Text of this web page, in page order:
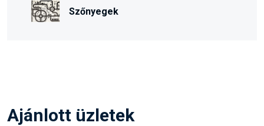
Szőnyegek
Ajánlott üzletek